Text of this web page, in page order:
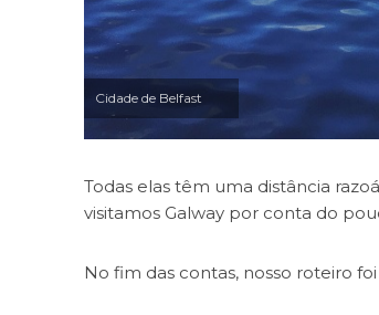
Cidade de Belfast
Todas elas têm uma distância
visitamos Galway por conta do
No fim das contas, nosso roteiro